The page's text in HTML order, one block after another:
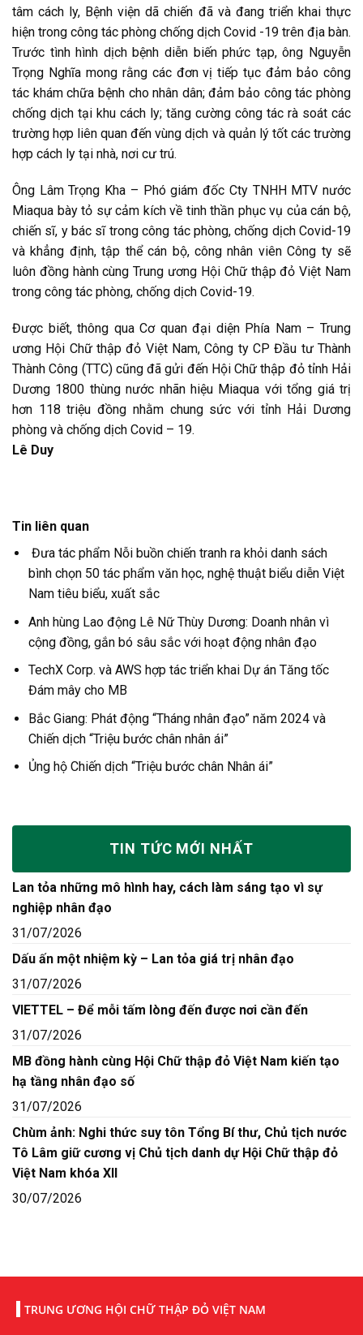
tâm cách ly, Bệnh viện dã chiến đã và đang triển khai thực
hiện trong công tác phòng chống dịch Covid -19 trên địa bàn.
Trước tình hình dịch bệnh diễn biến phức tạp, ông Nguyễn
Trọng Nghĩa mong rằng các đơn vị tiếp tục đảm bảo công
tác khám chữa bệnh cho nhân dân; đảm bảo công tác phòng
chống dịch tại khu cách ly; tăng cường công tác rà soát các
trường hợp liên quan đến vùng dịch và quản lý tốt các trường
hợp cách ly tại nhà, nơi cư trú.
Ông Lâm Trọng Kha – Phó giám đốc Cty TNHH MTV nước
Miaqua bày tỏ sự cảm kích về tinh thần phục vụ của cán bộ,
chiến sĩ, y bác sĩ trong công tác phòng, chống dịch Covid-19
và khẳng định, tập thể cán bộ, công nhân viên Công ty sẽ
luôn đồng hành cùng Trung ương Hội Chữ thập đỏ Việt Nam
trong công tác phòng, chống dịch Covid-19.
Được biết, thông qua Cơ quan đại diện Phía Nam – Trung
ương Hội Chữ thập đỏ Việt Nam, Công ty CP Đầu tư Thành
Thành Công (TTC) cũng đã gửi đến Hội Chữ thập đỏ tỉnh Hải
Dương 1800 thùng nước nhãn hiệu Miaqua với tổng giá trị
hơn 118 triệu đồng nhằm chung sức với tỉnh Hải Dương
phòng và chống dịch Covid – 19.
Lê Duy
Tin liên quan
Đưa tác phẩm Nỗi buồn chiến tranh ra khỏi danh sách
bình chọn 50 tác phẩm văn học, nghệ thuật biểu diễn Việt
Nam tiêu biểu, xuất sắc
Anh hùng Lao động Lê Nữ Thùy Dương: Doanh nhân vì
cộng đồng, gắn bó sâu sắc với hoạt động nhân đạo
TechX Corp. và AWS hợp tác triển khai Dự án Tăng tốc
Đám mây cho MB
Bắc Giang: Phát động “Tháng nhân đạo” năm 2024 và
Chiến dịch “Triệu bước chân nhân ái”
Ủng hộ Chiến dịch “Triệu bước chân Nhân ái”
TIN TỨC MỚI NHẤT
Lan tỏa những mô hình hay, cách làm sáng tạo vì sự
nghiệp nhân đạo
31/07/2026
Dấu ấn một nhiệm kỳ – Lan tỏa giá trị nhân đạo
31/07/2026
VIETTEL – Để mỗi tấm lòng đến được nơi cần đến
31/07/2026
MB đồng hành cùng Hội Chữ thập đỏ Việt Nam kiến tạo
hạ tầng nhân đạo số
31/07/2026
Chùm ảnh: Nghi thức suy tôn Tổng Bí thư, Chủ tịch nước
Tô Lâm giữ cương vị Chủ tịch danh dự Hội Chữ thập đỏ
Việt Nam khóa XII
30/07/2026
TRUNG ƯƠNG HỘI CHỮ THẬP ĐỎ VIỆT NAM